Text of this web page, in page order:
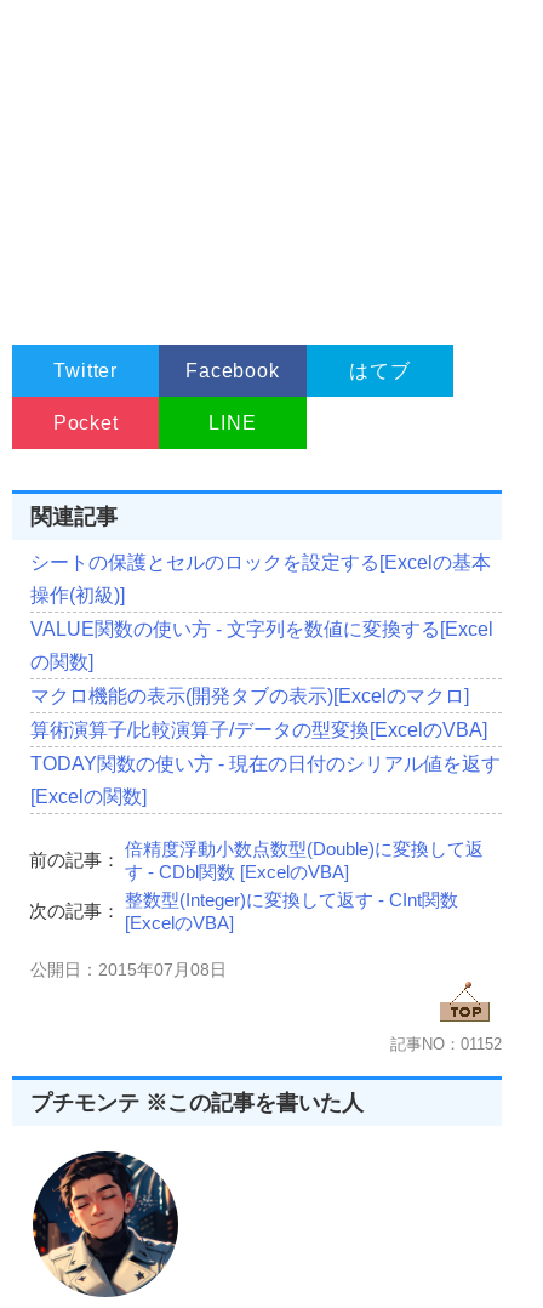
Twitter Facebook はてブ
Pocket LINE
関連記事
シートの保護とセルのロックを設定する[Excelの基本
操作(初級)]
VALUE関数の使い方 - 文字列を数値に変換する[Excel
の関数]
マクロ機能の表示(開発タブの表示)[Excelのマクロ]
算術演算子/比較演算子/データの型変換[ExcelのVBA]
TODAY関数の使い方 - 現在の日付のシリアル値を返す
[Excelの関数]
前の記事：
倍精度浮動小数点数型(Double)に変換して返
す - CDbl関数 [ExcelのVBA]
次の記事：
整数型(Integer)に変換して返す - CInt関数
[ExcelのVBA]
公開日：2015年07月08日
記事NO：01152
プチモンテ ※この記事を書いた人